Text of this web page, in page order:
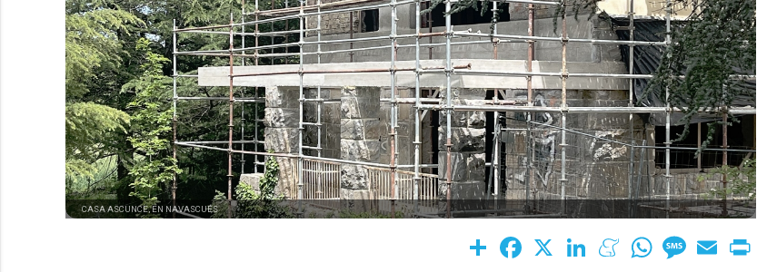
CASA ASCUNCE, EN NAVASCUÉS
Share Facebook LinkedInMeneameWhatsAppMessage
Email